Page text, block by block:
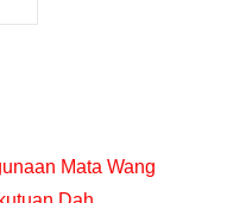
Mata Wang